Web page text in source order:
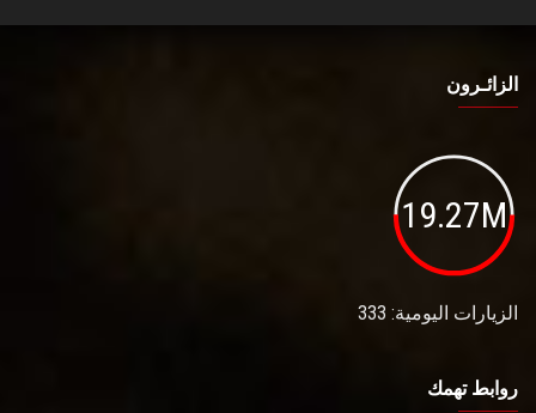
الزائـرون
19.27M
الزيارات اليومية: 333
روابط تهمك